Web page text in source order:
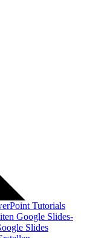
Tutorials
Google Slides-
Slides